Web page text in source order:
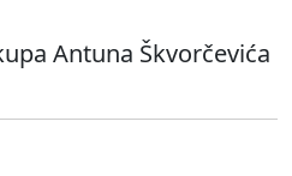
Antuna Škvorčevića